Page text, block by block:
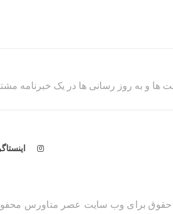
ها و به روز رسانی ها در یک خبرنامه
حقوق برای وب سایت عصر متاورس محفوظ